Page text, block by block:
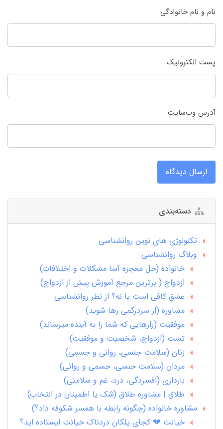
نام و نام خانوادگی
پست الکترونیک
آدرس وب‌سایت
ارسال دیدگاه
دسته‌بندی
تکنولوژی های نوین روانشناسی
وبلاگ روانشناسی
خانواده (حل معجزه آسا مشکلات و اختلافات)
ازدواج ( برترین مرجع آموزش پیش از ازدواج)
عشق کافی است یا نه؟ از نظر روانشناسی
مشاوره (از سردرگمی رها شوید)
موفقیت (رازهایی که شما را به آینده میرساند)
تست (ازدواج، شخصیت و موفقیت)
زنان (سلامت جنسی، روانی و جسمی)
مردان (سلامت جنسی، جسمی و روانی)
بارداری (افسردگی، درد، غم و سلامتی)
طلاق | مشاوره طلاق (شک یا اطمینان در انتخاب)
مشاوره خانواده (چگونه رابطه با همسر شکوفه داد؟)
خیانت 💔 کجای پلکان دردناک خیانت ایستاده اید؟